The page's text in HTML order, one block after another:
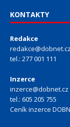
KONTAKTY
Redakce
redakce@dobnet.cz
tel.: 277 001 111
Inzerce
inzerce@dobnet.cz
tel.: 605 205 755
Ceník inzerce